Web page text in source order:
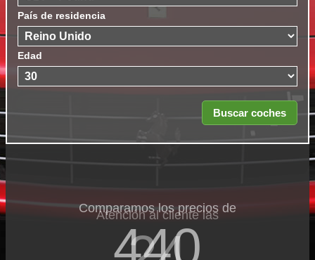
País de residencia
Edad
Comparamos los precios de
440
Atención al cliente las